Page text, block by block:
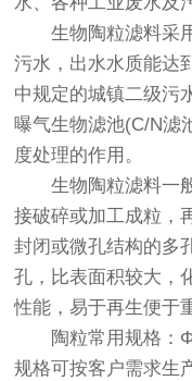
生物陶粒滤料采用
污水，出水水质能达
中规定的城镇二级污
曝气生物滤池(C/N滤
度处理的作用。
生物陶粒滤料一般
接破碎或加工成粒，
封闭或微孔结构的多
孔，比表面积较大，
性能，易于再生便于
陶粒常用规格：
规格可按客户需求生